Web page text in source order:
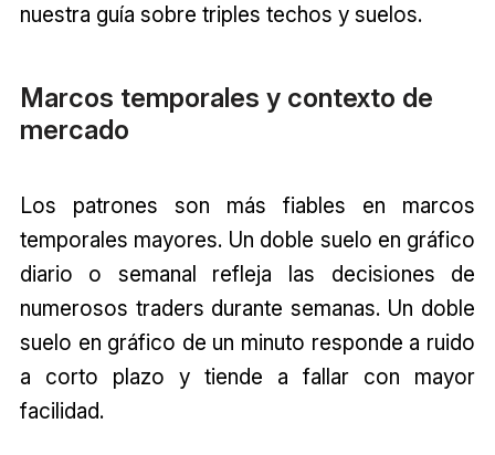
nuestra guía sobre triples techos y suelos.
Marcos temporales y contexto de
mercado
Los patrones son más fiables en marcos
temporales mayores. Un doble suelo en gráfico
diario o semanal refleja las decisiones de
numerosos traders durante semanas. Un doble
suelo en gráfico de un minuto responde a ruido
a corto plazo y tiende a fallar con mayor
facilidad.